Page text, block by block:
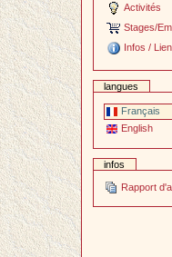
Activités
Stages/
Infos /
langues
Français
English
infos
Rapport